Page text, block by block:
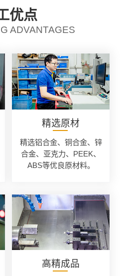
优点
ADVANTAGES
精选原材
精选铝合金、铜合金、锌
合金、亚克力、PEEK、
ABS等优良原材料。
高精成品